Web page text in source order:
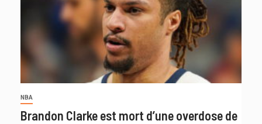
NBA
Brandon Clarke est mort d’une overdose de